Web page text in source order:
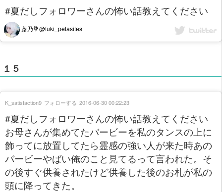
#夏だしフォロワーさんの怖い話教えてください
蕗乃💐@fuki_petasites
１５
#夏だしフォロワーさんの怖い話教えてください
お母さんが集めてたバービーを私のタンスの上に
飾ってに放置してたら霊感の強い人が来た時あの
バービーやばい俺のこと見てるって言われた。そ
の後すぐ供養されたけど供養した後のお札が私の
頭に降ってきた。
K_satisfaction9 フォローする 2016-06-30 00:22:23